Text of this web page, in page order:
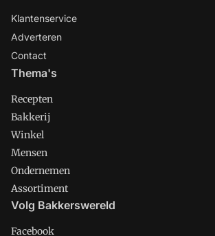
Klantenservice
Adverteren
Contact
Thema's
Recepten
Bakkerij
Winkel
Mensen
Ondernemen
Assortiment
Volg Bakkerswereld
Facebook